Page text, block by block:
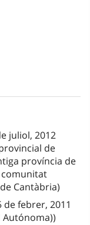
juliol, 2012
de
província de
comunitat
Cantàbria)
febrer, 2011